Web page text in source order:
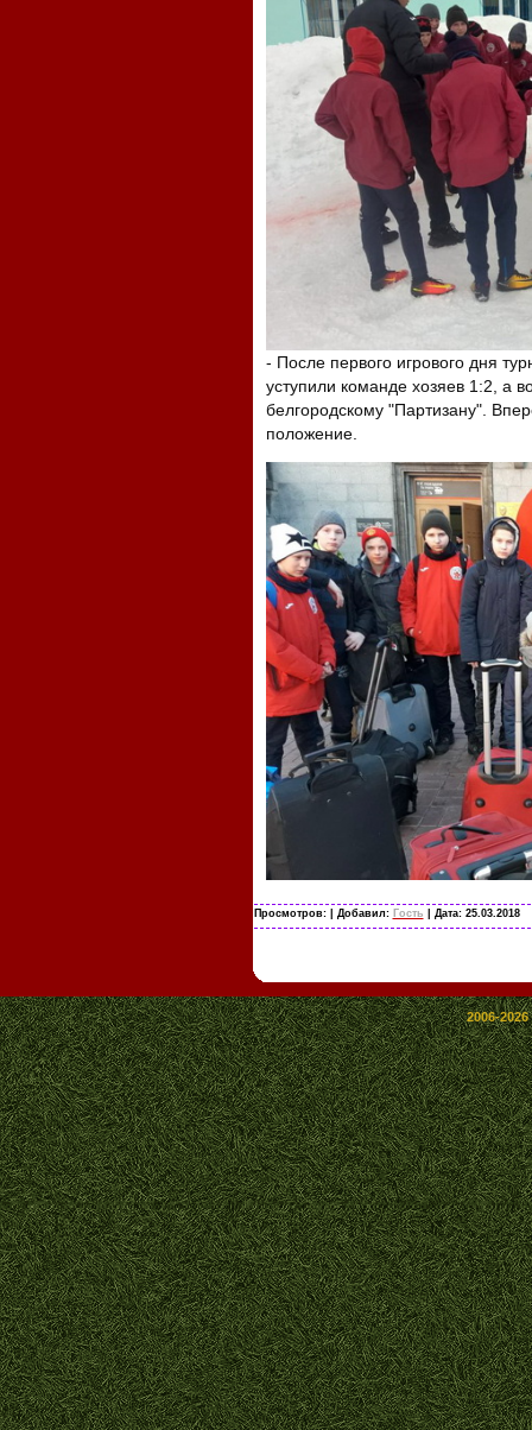
- После первого игрового дня
уступили команде хозяев 1:2, а
белгородскому "Партизану".
положение.
Просмотров: | Добавил: Гость | Дата: 25.03.2018
2006-